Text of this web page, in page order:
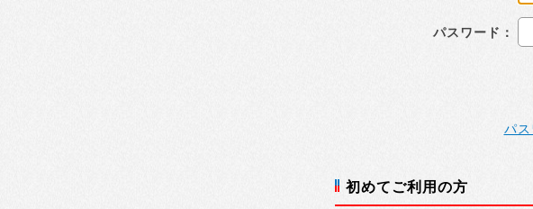
パスワード：
パ
初めてご利用の方